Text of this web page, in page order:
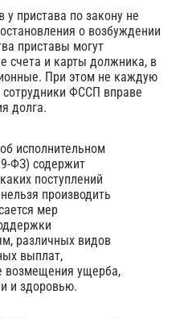
у пристава по закону не
о возбуждении
приставы могут
счета и карты должника, в
При этом не каждую
сотрудники ФССП вправе
долга.
исполнительном
ФЗ) содержит
поступлений
производить
мер
различных видов
выплат,
возмещения ущерба,
и здоровью.